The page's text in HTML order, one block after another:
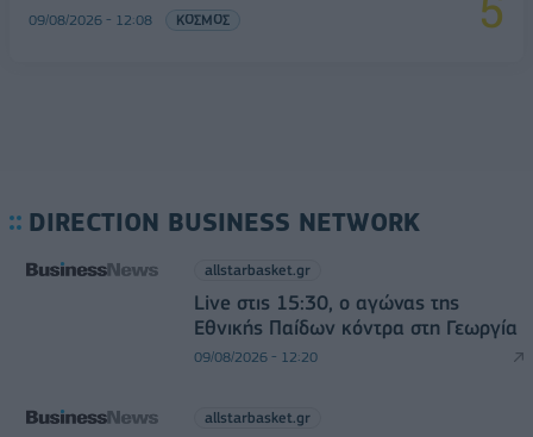
09/08/2026 - 12:08 ΚΟΣΜΟΣ
DIRECTION BUSINESS NETWORK
allstarbasket.gr
Live στις 15:30, ο αγώνας της
Εθνικής Παίδων κόντρα στη Γεωργία
09/08/2026 - 12:20
allstarbasket.gr